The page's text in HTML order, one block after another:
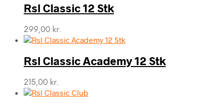
var:
499,00 kr..
er:
349,00 kr..
Rsl Classic 12 Stk
299,00 kr.
Rsl Classic Academy 12 Stk
215,00 kr.